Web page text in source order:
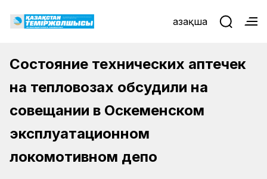
Қазақша
Состояние технических аптечек
на тепловозах обсудили на
совещании в Оскеменском
эксплуатационном
локомотивном депо